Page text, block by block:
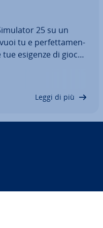
25 su un
tu e per­fet­ta­men­
esigenze di gioco?
il­lu­stria­mo i requisiti
Leggi di più